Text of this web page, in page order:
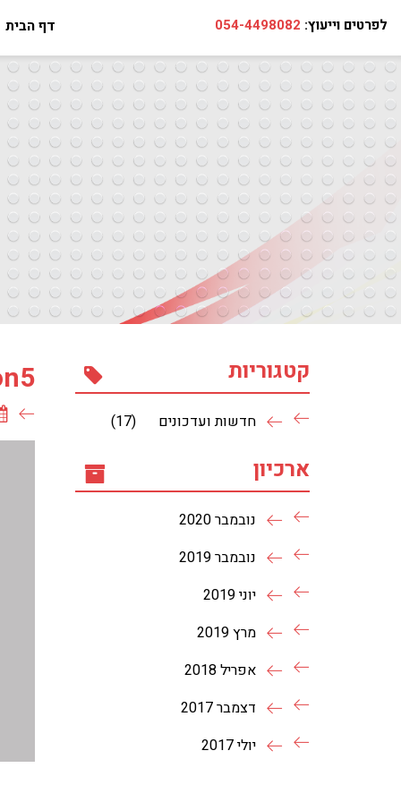
לפרטים וייעוץ: 054-4498082 דף הבית
קטגוריות
חדשות ועדכונים (17)
ארכיון
נובמבר 2020
נובמבר 2019
יוני 2019
מרץ 2019
אפריל 2018
דצמבר 2017
יולי 2017